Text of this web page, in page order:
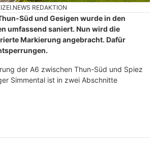
REDAKTION
Süd und Gesigen wurde in den
umfassend saniert. Nun wird die
Markierung angebracht. Dafür
der A6 zwischen Thun-Süd und Spiez
Simmental ist in zwei Abschnitte